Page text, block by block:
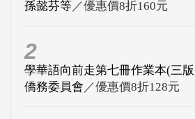
孫懿芬等／優惠價8折160元
2
學華語向前走第七冊作業本(三
僑務委員會 ／優惠價8折128元